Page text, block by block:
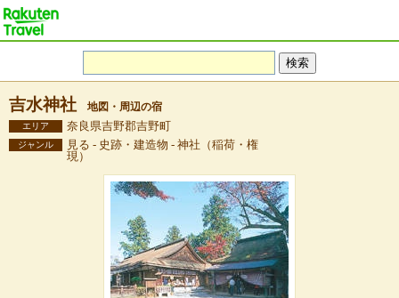
吉水神社 地図・周辺の宿
エリア 奈良県吉野郡吉野町
ジャンル
見る - 史跡・建造物 - 神社（稲荷・権
現）